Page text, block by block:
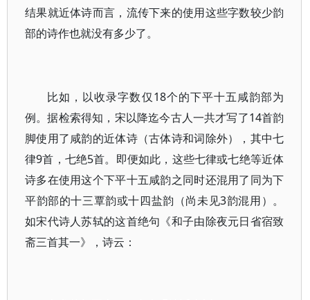
结果就近体诗而言，流传下来的使用这些字数较少韵
部的诗作也就没有多少了。
比如，以收录字数仅18个的下平十五咸韵部为
例。据检索得知，宋以降迄今古人一共才写了14首韵
脚使用了咸韵的近体诗（古体诗和词除外），其中七
律9首，七绝5首。即便如此，这些七律或七绝等近体
诗多在使用这个下平十五咸韵之同时还混用了同为下
平韵部的十三覃韵或十四盐韵（尚未见3韵混用）。
如宋代诗人苏轼的这首绝句《和子由除夜元日省宿致
斋三首其一》，诗云：